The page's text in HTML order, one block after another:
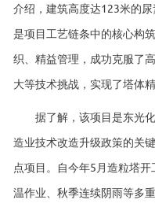
介绍，建筑高度达123米的
是项目工艺链条中的核心构
织、精益管理，成功克服了
大等技术挑战，实现了塔体精
据了解，该项目是东光化
造业技术改造升级政策的关
点项目。自今年5月造粒塔
温作业、秋季连续阴雨等多